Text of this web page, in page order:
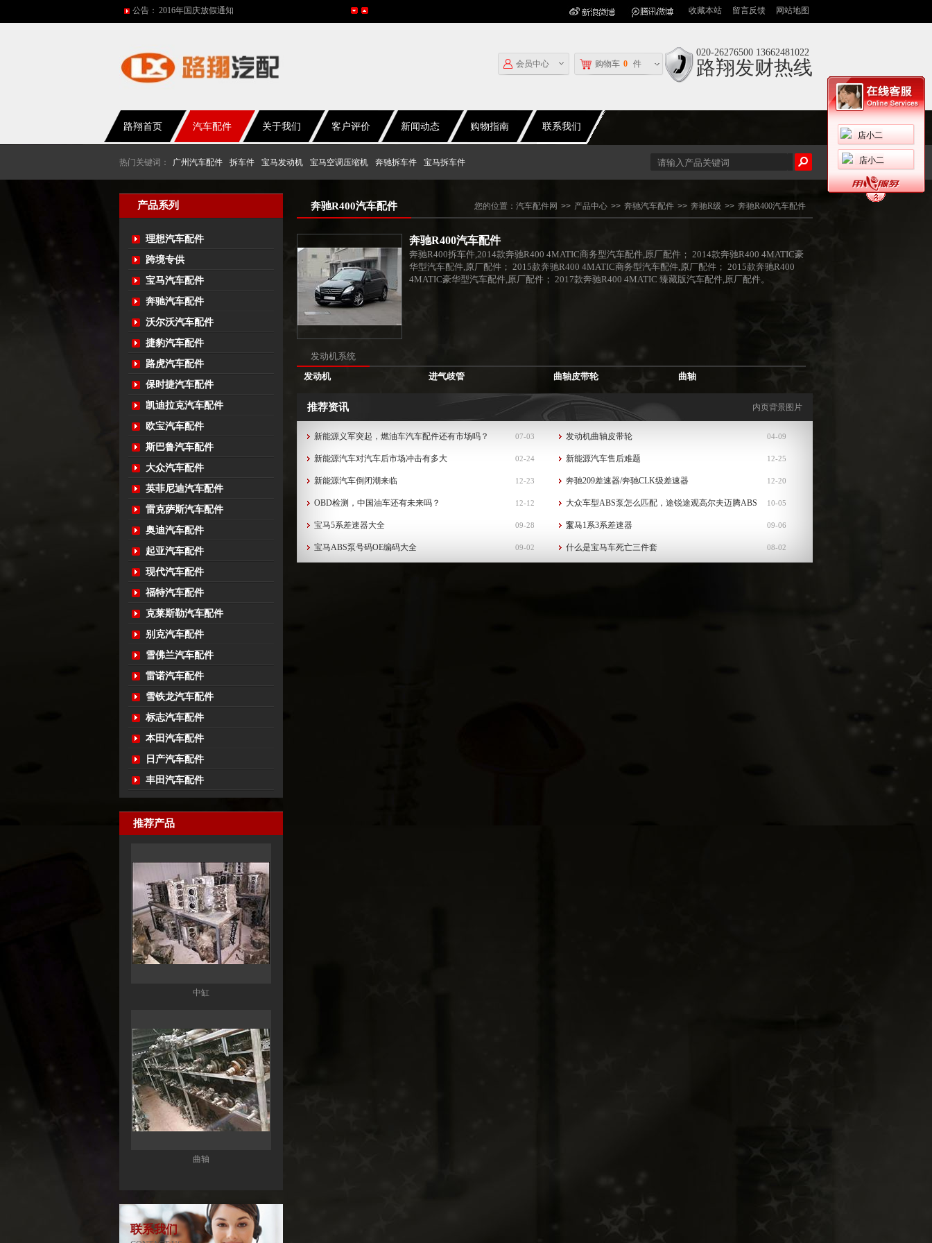
公告： 2016年国庆放假通知
2017年春节放假通知
网站地图
留言反馈
收藏本站
020-26276500 13662481022
路翔发财热线
购物车 0 件
会员中心
路翔首页 汽车配件 关于我们 客户评价 新闻动态 购物指南 联系我们
热门关键词： 广州汽车配件 拆车件 宝马发动机 宝马空调压缩机 奔驰拆车件 宝马拆车件
产品系列
理想汽车配件
跨境专供
宝马汽车配件
奔驰汽车配件
沃尔沃汽车配件
捷豹汽车配件
路虎汽车配件
保时捷汽车配件
凯迪拉克汽车配件
欧宝汽车配件
斯巴鲁汽车配件
大众汽车配件
英菲尼迪汽车配件
雷克萨斯汽车配件
奥迪汽车配件
起亚汽车配件
现代汽车配件
福特汽车配件
克莱斯勒汽车配件
别克汽车配件
雪佛兰汽车配件
雷诺汽车配件
雪铁龙汽车配件
标志汽车配件
本田汽车配件
日产汽车配件
丰田汽车配件
推荐产品
联系我们
您的位置： 汽车配件网 >> 产品中心 >> 奔驰汽车配件 >> 奔驰R级 >> 奔驰R400汽车配件
奔驰R400汽车配件
奔驰R400汽车配件
奔驰R400拆车件,2014款奔驰R400 4MATIC商务型汽车配件,原厂配件； 2014款奔驰R400 4MATIC豪
华型汽车配件,原厂配件； 2015款奔驰R400 4MATIC商务型汽车配件,原厂配件； 2015款奔驰R400
4MATIC豪华型汽车配件,原厂配件； 2017款奔驰R400 4MATIC 臻藏版汽车配件,原厂配件。
发动机系统
发动机
进气歧管 曲轴皮带轮 曲轴
内页背景图片
推荐资讯
07-03
新能源义军突起，燃油车汽车配件还有市场吗？ 04-09
发动机曲轴皮带轮
02-24
新能源汽车对汽车后市场冲击有多大 12-25
新能源汽车售后难题
12-23
新能源汽车倒闭潮来临 12-20
奔驰209差速器/奔驰CLK级差速器
12-12
OBD检测，中国油车还有未来吗？ 10-05
大众车型ABS泵怎么匹配，途锐途观高尔夫迈腾ABS
泵...
09-28
宝马5系差速器大全 09-06
宝马1系3系差速器
09-02
宝马ABS泵号码OE编码大全 08-02
什么是宝马车死亡三件套
店小二
店小二